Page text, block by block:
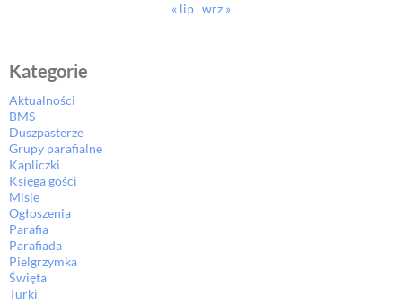
« lip wrz »
Kategorie
Aktualności
BMS
Duszpasterze
Grupy parafialne
Kapliczki
Księga gości
Misje
Ogłoszenia
Parafia
Parafiada
Pielgrzymka
Święta
Turki